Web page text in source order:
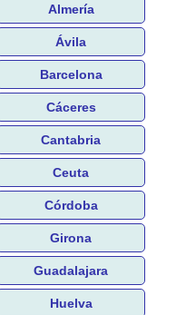
Almería
Ávila
Barcelona
Cáceres
Cantabria
Ceuta
Córdoba
Girona
Guadalajara
Huelva